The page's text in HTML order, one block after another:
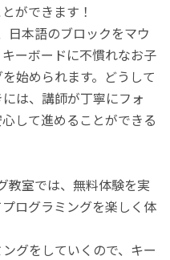
ができます！
日本語のブロックをマウ
ーボードに不慣れなお子
始められます。どうして
は、講師が丁寧にフォ
して進めることができる
教室では、無料体験を実
ログラミングを楽しく体
グをしていくので、キー